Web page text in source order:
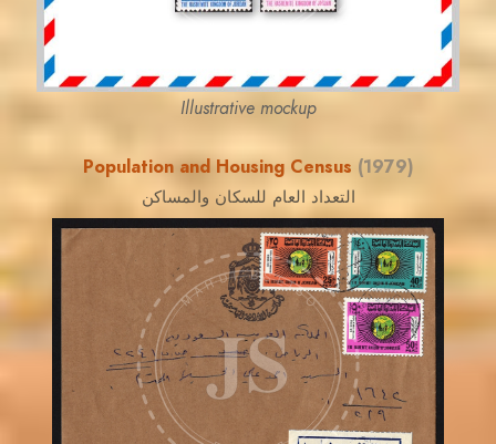
Illustrative mockup
Population and Housing Census (1979)
التعداد العام للسكان والمساكن
JS
MAHDI BSEISO